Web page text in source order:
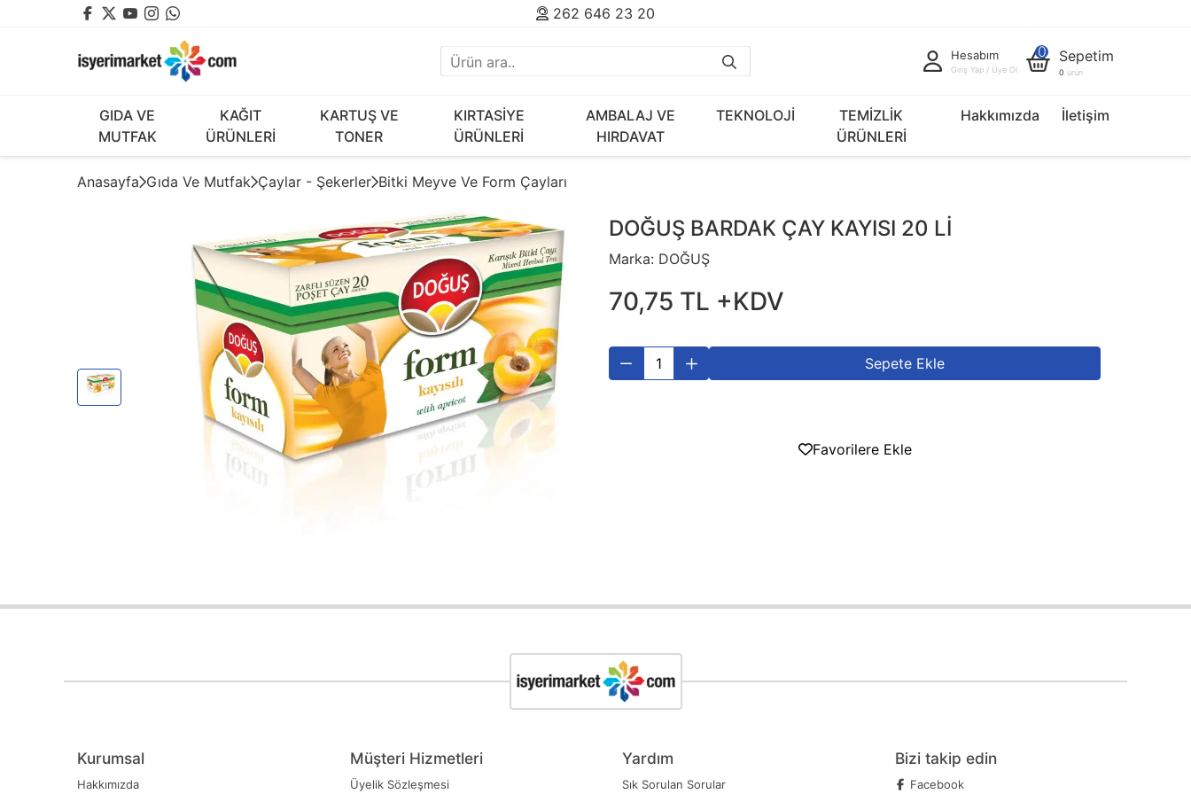
262 646 23 20
Hesabım
Giriş Yap / Üye Ol
0 Sepetim
0 ürün
GIDA VE
MUTFAK
KAĞIT
ÜRÜNLERİ
KARTUŞ VE
TONER
KIRTASİYE
ÜRÜNLERİ
AMBALAJ VE
HIRDAVAT
TEKNOLOJİ
TEMİZLİK
ÜRÜNLERİ
Hakkımızda İletişim
Anasayfa Gıda Ve Mutfak Çaylar - Şekerler Bitki Meyve Ve Form Çayları
DOĞUŞ BARDAK ÇAY KAYISI 20 Lİ
Marka: DOĞUŞ
70,75 TL +KDV
Sepete Ekle
Favorilere Ekle
Kurumsal
Hakkımızda
Müşteri Hizmetleri
Üyelik Sözleşmesi
Yardım
Sık Sorulan Sorular
Bizi takip edin
Facebook